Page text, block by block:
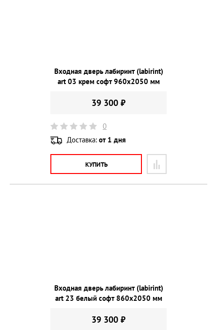
Входная дверь лабиринт (labirint)
art 03 крем софт 960х2050 мм
39 300 ₽
0
Доставка: от 1 дня
КУПИТЬ
Входная дверь лабиринт (labirint)
art 23 белый софт 860х2050 мм
39 300 ₽